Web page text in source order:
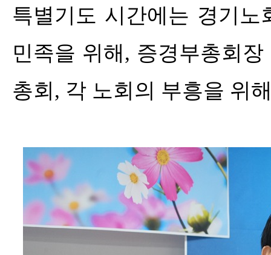
특별기도 시간에는 경기
민족을 위해, 증경부총회
총회, 각 노회의 부흥을 위